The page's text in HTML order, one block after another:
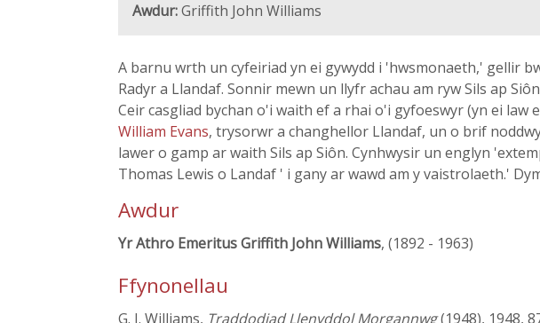
Awdur:Griffith John Williams
A barnu wrth un cyfeiriad yn ei gywydd i 'hwsmonaeth,' gellir
Radyr a Llandaf. Sonnir mewn un llyfr achau am ryw Sils ap
Ceir casgliad bychan o'i waith ef a rhai o'i gyfoeswyr (yn ei law
William Evans, trysorwr a changhellor Llandaf, un o brif
lawer o gamp ar waith Sils ap Siôn. Cynhwysir un englyn
Thomas Lewis o Landaf ' i gany ar wawd am y vaistrolaeth.'
Awdur
Yr Athro Emeritus Griffith John Williams, (1892 - 1963)
Ffynonellau
G. J. Williams, Traddodiad Llenyddol Morgannwg(1948), 1948,